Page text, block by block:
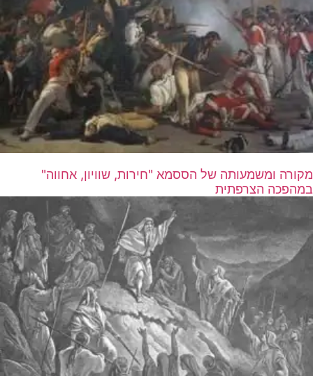
מקורה ומשמעותה של הססמא "חירות, שוויון, אחווה"
במהפכה הצרפתית